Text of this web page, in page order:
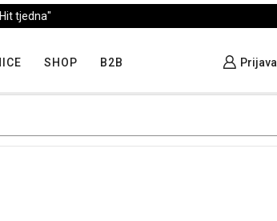
tjedna"
SHOP B2B Prijava